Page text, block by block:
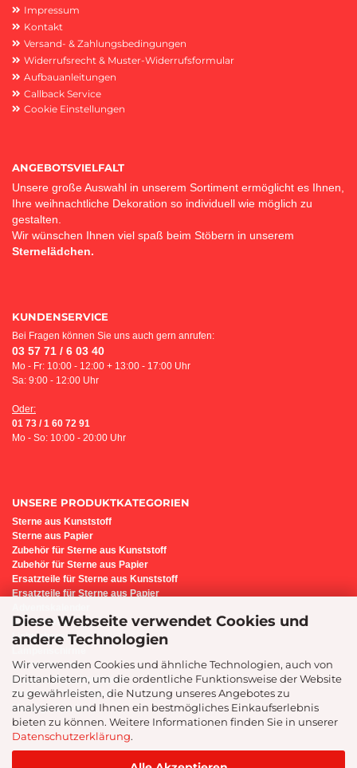
Diese Webseite verwendet Cookies und
andere Technologien
Wir verwenden Cookies und ähnliche Technologien, auch von
Drittanbietern, um die ordentliche Funktionsweise der Website
zu gewährleisten, die Nutzung unseres Angebotes zu
analysieren und Ihnen ein bestmögliches Einkaufserlebnis
bieten zu können. Weitere Informationen finden Sie in unserer
Datenschutzerklärung.
Impressum
Kontakt
Versand- & Zahlungsbedingungen
Widerrufsrecht & Muster-Widerrufsformular
Aufbauanleitungen
Callback Service
Cookie Einstellungen
ANGEBOTSVIELFALT
Unsere große Auswahl in unserem Sortiment ermöglicht es Ihnen,
Ihre weihnachtliche Dekoration so individuell wie möglich zu
gestalten.
Wir wünschen Ihnen viel spaß beim Stöbern in unserem
Sternelädchen.
KUNDENSERVICE
Bei Fragen können Sie uns auch gern anrufen:
03 57 71 / 6 03 40
Mo - Fr: 10:00 - 12:00 + 13:00 - 17:00 Uhr
Sa: 9:00 - 12:00 Uhr
Oder:
01 73 / 1 60 72 91
Mo - So: 10:00 - 20:00 Uhr
UNSERE PRODUKTKATEGORIEN
Sterne aus Kunststoff
Sterne aus Papier
Zubehör für Sterne aus Kunststoff
Zubehör für Sterne aus Papier
Ersatzteile für Sterne aus Kunststoff
Ersatzteile für Sterne aus Papier
Bastel-Set i6
Lichterbogen
Sternenleuchte
Präsente/Geschenkideen
Geschenk-Gutscheine
Montage-Service